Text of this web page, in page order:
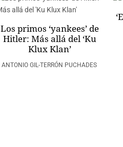
Los primos ‘yankees’ de
Hitler: Más allá del ‘Ku
Klux Klan’
ANTONIO GIL-TERRÓN PUCHADES